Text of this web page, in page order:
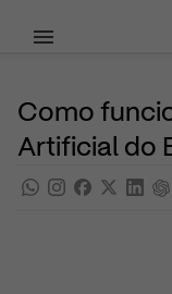
Pular para o
Como
Artificial do